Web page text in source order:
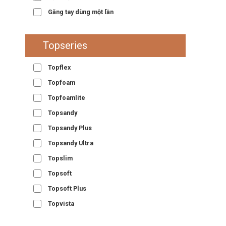
Găng tay dùng một lần
Topseries
Topflex
Topfoam
Topfoamlite
Topsandy
Topsandy Plus
Topsandy Ultra
Topslim
Topsoft
Topsoft Plus
Topvista